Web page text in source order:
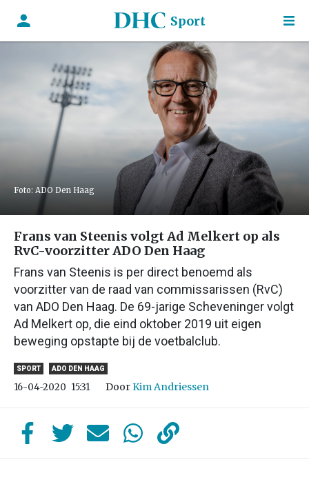
Sport
Foto: ADO Den Haag
Frans van Steenis volgt Ad Melkert op als
RvC-voorzitter ADO Den Haag
Frans van Steenis is per direct benoemd als
voorzitter van de raad van commissarissen (RvC)
van ADO Den Haag. De 69-jarige Scheveninger volgt
Ad Melkert op, die eind oktober 2019 uit eigen
beweging opstapte bij de voetbalclub.
SPORT ADO DEN HAAG
16-04-2020 15:31 DoorKim Andriessen